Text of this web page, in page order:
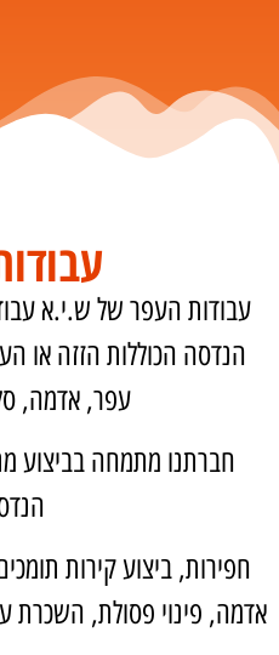
עבודות העפר של ש.י.א
הנדסה הכוללות הזזה או
עפר, אדמה,
חברתנו מתמחה בביצוע
חפירות, ביצוע קירות
אדמה, פינוי פסולת, השכרת